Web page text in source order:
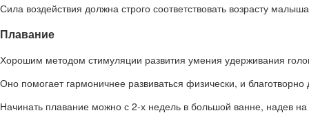
Сила воздействия должна строго соответствовать возрасту
Плавание
Хорошим методом стимуляции развития умения удерживания
Оно помогает гармоничнее развиваться физически, и
Начинать плавание можно с 2-х недель в большой ванне, надев